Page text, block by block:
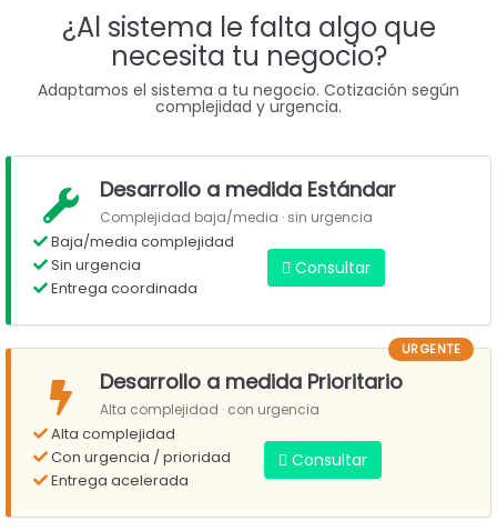
¿Al sistema le falta algo que
necesita tu negocio?
Adaptamos el sistema a tu negocio. Cotización según
complejidad y urgencia.
Desarrollo a medida Estándar
Complejidad baja/media · sin urgencia
Baja/media complejidad
Sin urgencia
Entrega coordinada
Consultar
URGENTE
Desarrollo a medida Prioritario
Alta complejidad · con urgencia
Alta complejidad
Con urgencia / prioridad
Entrega acelerada
Consultar